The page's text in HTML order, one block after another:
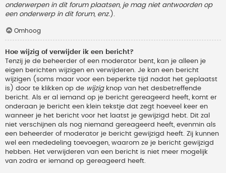
onderwerpen in dit forum plaatsen, je mag niet antwoorden op
een onderwerp in dit forum, enz. ).
Omhoog
Hoe wijzig of verwijder ik een bericht?
Tenzij je de beheerder of een moderator bent, kan je alleen je
eigen berichten wijzigen en verwijderen. Je kan een bericht
wijzigen (soms maar voor een beperkte tijd nadat het geplaatst
is) door te klikken op de wijzigknop van het desbetreffende
bericht. Als er al iemand op je bericht gereageerd heeft, komt er
onderaan je bericht een klein tekstje dat zegt hoeveel keer en
wanneer je het bericht voor het laatst je gewijzigd hebt. Dit zal
niet verschijnen als nog niemand gereageerd heeft, evenmin als
een beheerder of moderator je bericht gewijzigd heeft. Zij kunnen
wel een mededeling toevoegen, waarom ze je bericht gewijzigd
hebben. Het verwijderen van een bericht is niet meer mogelijk
van zodra er iemand op gereageerd heeft.